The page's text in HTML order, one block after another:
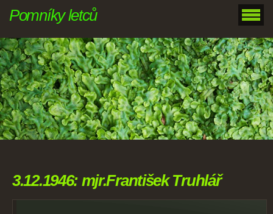
Pomníky letců
3.12.1946: mjr.František Truhlář